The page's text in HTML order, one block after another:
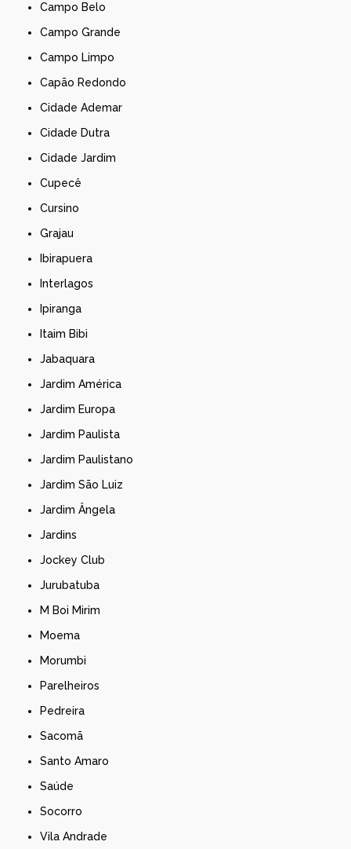
Campo Belo
Campo Grande
Campo Limpo
Capão Redondo
Cidade Ademar
Cidade Dutra
Cidade Jardim
Cupecê
Cursino
Grajau
Ibirapuera
Interlagos
Ipiranga
Itaim Bibi
Jabaquara
Jardim América
Jardim Europa
Jardim Paulista
Jardim Paulistano
Jardim São Luiz
Jardim Ângela
Jardins
Jockey Club
Jurubatuba
M Boi Mirim
Moema
Morumbi
Parelheiros
Pedreira
Sacomã
Santo Amaro
Saúde
Socorro
Vila Andrade